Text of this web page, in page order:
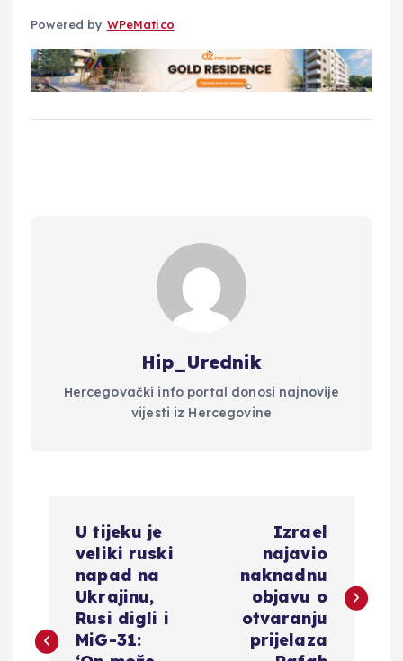
Powered by WPeMatico
Hip_Urednik
Hercegovački info portal donosi najnovije
vijesti iz Hercegovine
i
U tijeku je
veliki ruski
napad na
Ukrajinu,
Rusi digli i
MiG-31:
Izrael
najavio
naknadnu
objavu o
otvaranju
prijelaza